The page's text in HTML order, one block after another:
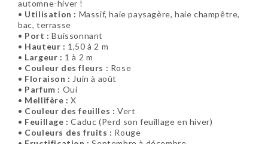
automne-hiver !
• Utilisation : Massif, haie paysagère, haie champêtre,
bac, terrasse
• Port : Buissonnant
• Hauteur : 1,50 à 2 m
• Largeur : 1 à 2 m
• Couleur des fleurs : Rose
• Floraison : Juin à août
• Parfum : Oui
• Mellifère : X
• Couleur des feuilles : Vert
• Feuillage : Caduc (Perd son feuillage en hiver)
• Couleurs des fruits : Rouge